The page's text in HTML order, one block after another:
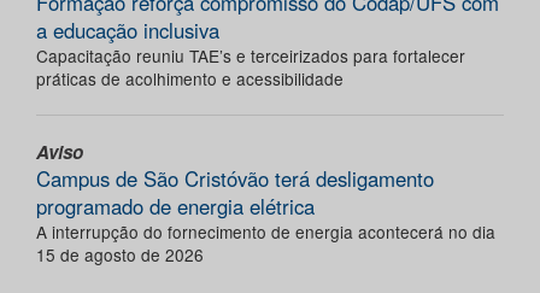
a educação inclusiva
Capacitação reuniu TAE’s e terceirizados para fortalecer
práticas de acolhimento e acessibilidade
Aviso
Campus de São Cristóvão terá desligamento
programado de energia elétrica
A interrupção do fornecimento de energia acontecerá no dia
15 de agosto de 2026